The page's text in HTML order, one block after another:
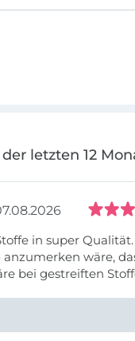
letzten 12
in super Qualität.
anzumerken wäre,
bei gestreiften